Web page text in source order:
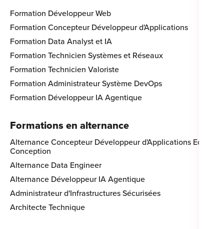
Formation Développeur Web
Formation Concepteur Développeur d'Applications
Formation Data Analyst et IA
Formation Technicien Systèmes et Réseaux
Formation Technicien Valoriste
Formation Administrateur Système DevOps
Formation Développeur IA Agentique
Formations en alternance
Alternance Concepteur Développeur d'Applications Eco-
Conception
Alternance Data Engineer
Alternance Développeur IA Agentique
Administrateur d'Infrastructures Sécurisées
Architecte Technique